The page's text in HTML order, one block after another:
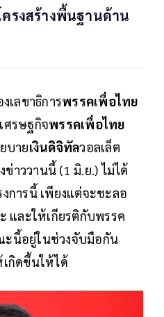
ครงสร้างพื้นฐานด้าน
เลขาธิการพรรคเพื่อไทย
ศรษฐกิจพรรคเพื่อไทย
บายเงินดิจิทัลวอลเล็ต
าววานนี้ (1 มิ.ย.) ไม่ได้
การนี้ เพียงแต่จะชะลอ
และให้เกียรติกับพรรค
ะนี้อยู่ในช่วงจับมือกัน
กิดขึ้นให้ได้